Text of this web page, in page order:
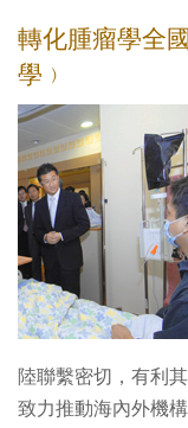
轉化腫瘤學全
學﹚
陸聯繫密切，有利
致力推動海內外機